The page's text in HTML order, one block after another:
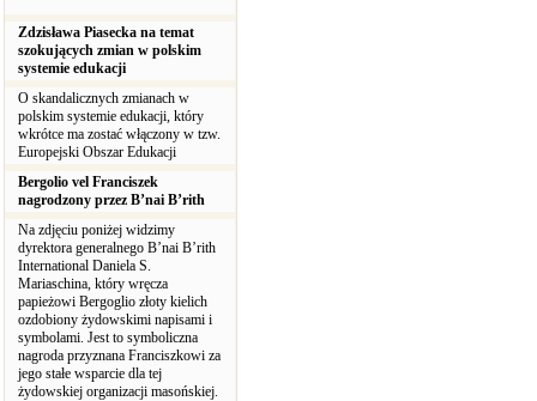
Zdzisława Piasecka na temat
szokujących zmian w polskim
systemie edukacji
O skandalicznych zmianach w
polskim systemie edukacji, który
wkrótce ma zostać włączony w tzw.
Europejski Obszar Edukacji
Bergolio vel Franciszek
nagrodzony przez B’nai B’rith
Na zdjęciu poniżej widzimy
dyrektora generalnego B’nai B’rith
International Daniela S.
Mariaschina, który wręcza
papieżowi Bergoglio złoty kielich
ozdobiony żydowskimi napisami i
symbolami. Jest to symboliczna
nagroda przyznana Franciszkowi za
jego stałe wsparcie dla tej
żydowskiej organizacji masońskiej.